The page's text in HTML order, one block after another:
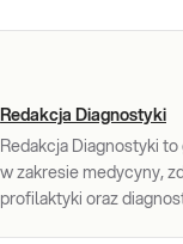
Redakcja Diagnostyki
Redakcja Diagnostyki
w zakresie medycyny,
profilaktyki oraz